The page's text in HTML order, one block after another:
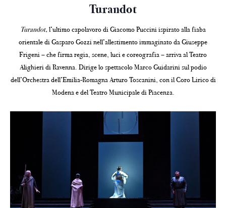
Turandot
Turandot, l’ultimo capolavoro di Giacomo Puccini ispirato alla fiaba
orientale di Gasparo Gozzi nell’allestimento immaginato da Giuseppe
Frigeni – che firma regia, scene, luci e coreografia – arriva al Teatro
Alighieri di Ravenna. Dirige lo spettacolo Marco Guidarini sul podio
dell’Orchestra dell’Emilia-Romagna Arturo Toscanini, con il Coro Lirico di
Modena e del Teatro Municipale di Piacenza.